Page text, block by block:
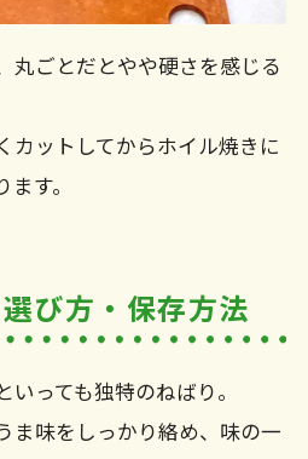
丸ごとだとやや硬さを感じる
カットしてからホイル焼きに
す。
び方・保存方法
っても独特のねばり。
ま味をしっかり絡め、味の一